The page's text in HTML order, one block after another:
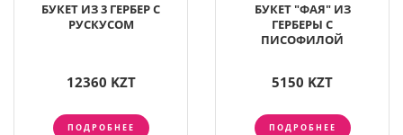
БУКЕТ ИЗ 3 ГЕРБЕР С
РУСКУСОМ
12360 KZT
ПОДРОБНЕЕ
БУКЕТ "ФАЯ" ИЗ
ГЕРБЕРЫ С
ПИСОФИЛОЙ
5150 KZT
ПОДРОБНЕЕ